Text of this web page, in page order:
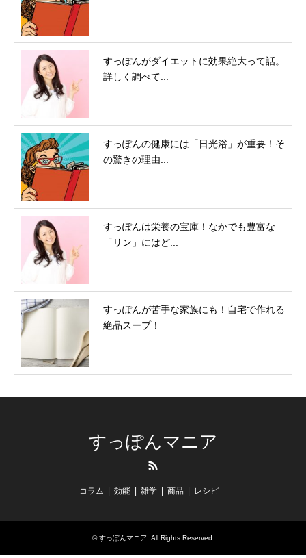
すっぽんがダイエットに効果絶大って話。
詳しく調べて...
すっぽんの健康には「日光浴」が重要！そ
の驚きの理由...
すっぽんは栄養の宝庫！なかでも豊富な
「リン」にはど...
すっぽんが苦手な家族にも！自宅で作れる
絶品スープ！
すっぽんマニア
コラム 効能 雑学 商品 レシピ
©すっぽんマニア . All Rights Reserved.